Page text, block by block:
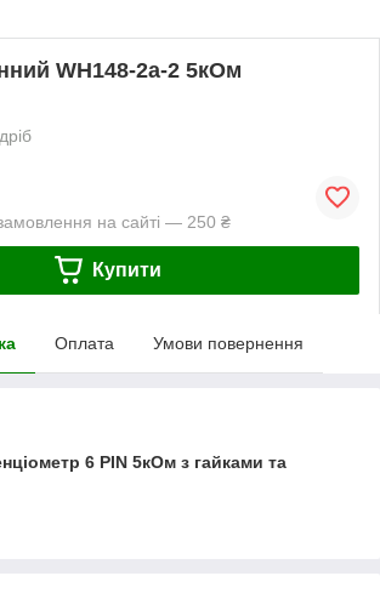
WH148-2a-2 5кОм
на сайті — 250 ₴
Купити
Оплата Умови повернення
6 PIN 5кОм з гайками та